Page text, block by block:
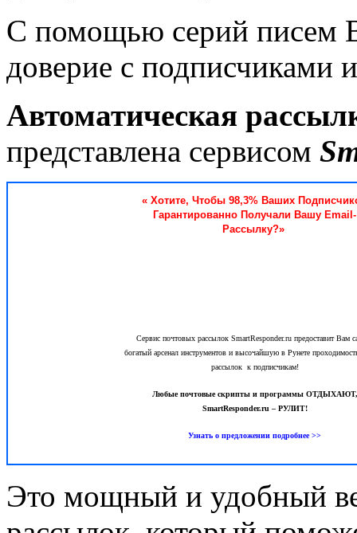
С помощью серий писем
доверие с подписчиками
Автоматическая
представлена сервисом
« Хотите, Чтобы 98,3% Ваших
Гарантированно Получали Вашу Email-
Рассылку?»
Сервис почтовых рассылок SmartResponder.ru предоставит Вам
богатый арсенал инструментов и высочайшую в Рунете
рассылок к подписчикам!
Любые почтовые скрипты и программы ОТДЫХАЮТ,
SmartResponder.ru – РУЛИТ!
Узнать о предложении подробнее >>
Это мощный и удобный